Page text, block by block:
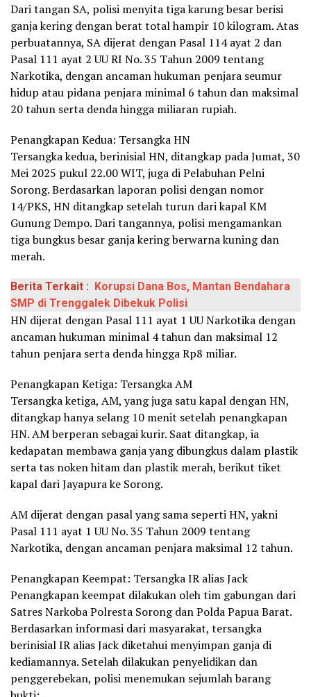
Dari tangan SA, polisi menyita tiga karung besar berisi
ganja kering dengan berat total hampir 10 kilogram. Atas
perbuatannya, SA dijerat dengan Pasal 114 ayat 2 dan
Pasal 111 ayat 2 UU RI No. 35 Tahun 2009 tentang
Narkotika, dengan ancaman hukuman penjara seumur
hidup atau pidana penjara minimal 6 tahun dan maksimal
20 tahun serta denda hingga miliaran rupiah.
Penangkapan Kedua: Tersangka HN
Tersangka kedua, berinisial HN, ditangkap pada Jumat, 30
Mei 2025 pukul 22.00 WIT, juga di Pelabuhan Pelni
Sorong. Berdasarkan laporan polisi dengan nomor
14/PKS, HN ditangkap setelah turun dari kapal KM
Gunung Dempo. Dari tangannya, polisi mengamankan
tiga bungkus besar ganja kering berwarna kuning dan
merah.
Berita Terkait : Korupsi Dana Bos, Mantan Bendahara
SMP di Trenggalek Dibekuk Polisi
HN dijerat dengan Pasal 111 ayat 1 UU Narkotika dengan
ancaman hukuman minimal 4 tahun dan maksimal 12
tahun penjara serta denda hingga Rp8 miliar.
Penangkapan Ketiga: Tersangka AM
Tersangka ketiga, AM, yang juga satu kapal dengan HN,
ditangkap hanya selang 10 menit setelah penangkapan
HN. AM berperan sebagai kurir. Saat ditangkap, ia
kedapatan membawa ganja yang dibungkus dalam plastik
serta tas noken hitam dan plastik merah, berikut tiket
kapal dari Jayapura ke Sorong.
AM dijerat dengan pasal yang sama seperti HN, yakni
Pasal 111 ayat 1 UU No. 35 Tahun 2009 tentang
Narkotika, dengan ancaman penjara maksimal 12 tahun.
Penangkapan Keempat: Tersangka IR alias Jack
Penangkapan keempat dilakukan oleh tim gabungan dari
Satres Narkoba Polresta Sorong dan Polda Papua Barat.
Berdasarkan informasi dari masyarakat, tersangka
berinisial IR alias Jack diketahui menyimpan ganja di
kediamannya. Setelah dilakukan penyelidikan dan
penggerebekan, polisi menemukan sejumlah barang